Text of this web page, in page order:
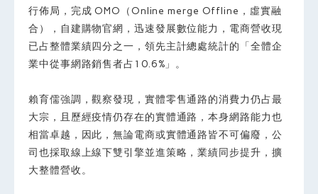
行佈局，完成 OMO（Online merge Offline，虛實融
合），自建購物官網，迅速發展數位能力，電商營收現
已占整體業績四分之一，領先主計總處統計的「全體企
業中從事網路銷售者占10.6%」。
賴育儒強調，觀察發現，實體零售通路的消費力仍占最
大宗，且歷經疫情仍存在的實體通路，本身網路能力也
相當卓越，因此，無論電商或實體通路皆不可偏廢，公
司也採取線上線下雙引擎並進策略，業績同步提升，擴
大整體營收。